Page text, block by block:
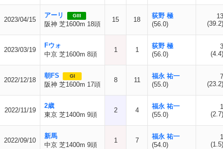
2023/04/15
アーリ GIII
阪神 芝1600m 18頭
15 18
荻野 極
(56.0)
13
(39.2)
2023/03/19
Fウォ
中京 芝1600m 8頭
1 1
荻野 極
(56.0)
3
(4.4)
2022/12/18
朝FS GI
阪神 芝1600m 17頭
8 11
福永 祐一
(55.0)
7
(23.2)
2022/11/19
2歳
東京 芝1400m 9頭
2 4
福永 祐一
(55.0)
1
(2.7)
2022/09/10
新馬
中京 芝1400m 9頭
1 7
福永 祐一
(54.0)
1
(1.5)